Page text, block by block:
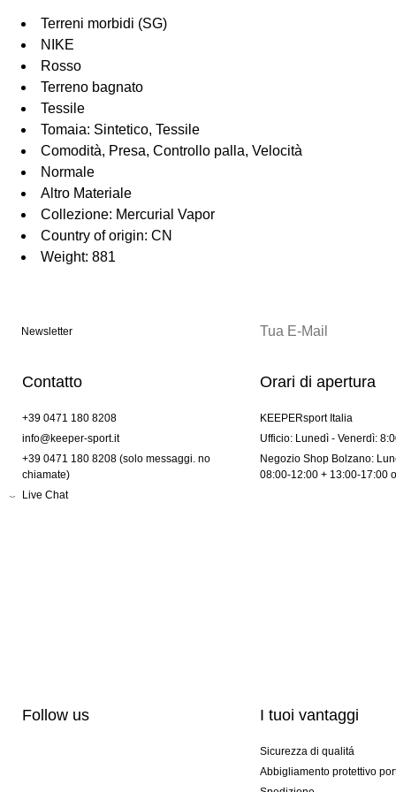
Terreni morbidi (SG)
NIKE
Rosso
Terreno bagnato
Tessile
Tomaia: Sintetico, Tessile
Comodità, Presa, Controllo palla, Velocità
Normale
Altro Materiale
Collezione: Mercurial Vapor
Country of origin: CN
Weight: 881
Newsletter
Contatto
+39 0471 180 8208
info@keeper-sport.it
+39 0471 180 8208 (solo messaggi. no
chiamate)
Live Chat
Orari di apertura
KEEPERsport Italia
Ufficio: Lunedì - Venerdì:
Negozio Shop Bolzano:
08:00-12:00 + 13:00-17:00
Follow us I tuoi vantaggi
Sicurezza di qualitá
Abbigliamento protettivo